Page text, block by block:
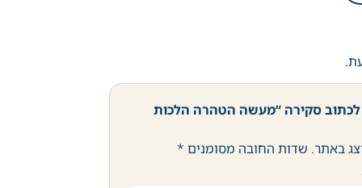
לכתוב סקירה “מעשה הטהרה הלכות
באתר. שדות החובה מסומנים *